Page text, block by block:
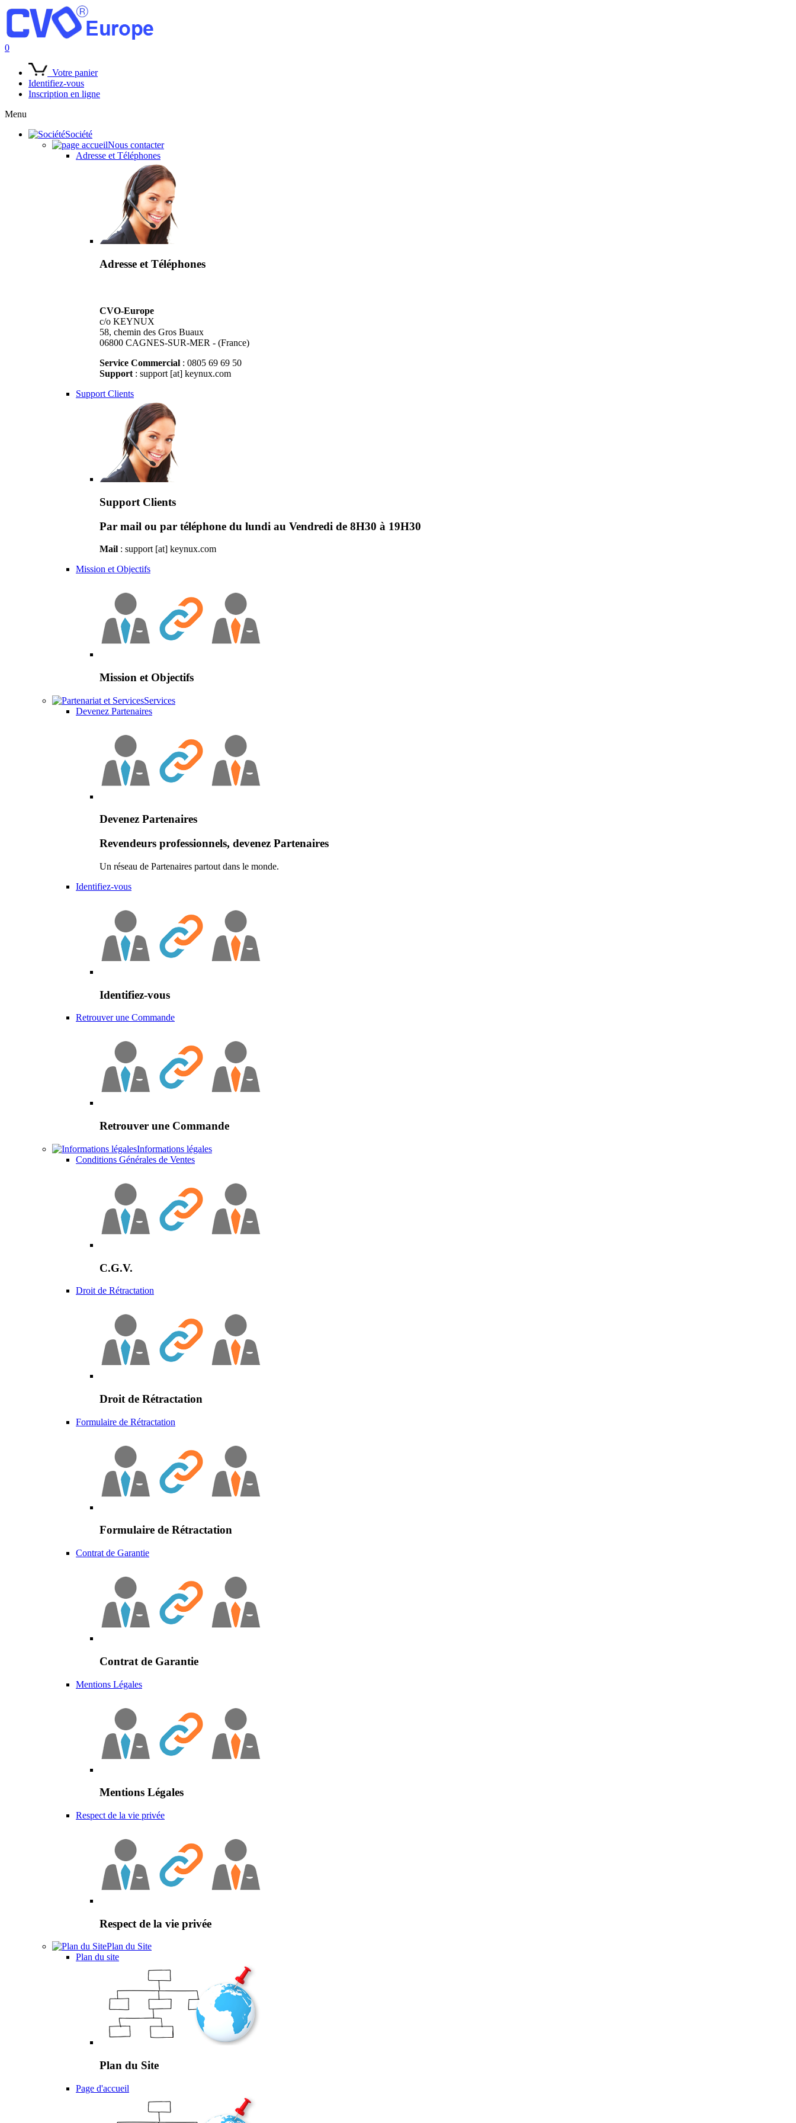
0
Votre panier
Identifiez-vous
Inscription en ligne
Menu
Société
Nous contacter
Adresse et Téléphones
Adresse et Téléphones
CVO-Europe
c/o KEYNUX
58, chemin des Gros Buaux
06800 CAGNES-SUR-MER - (France)
Service Commercial : 0805 69 69 50
Support : support [at] keynux.com
Support Clients
Support Clients
Par mail ou par téléphone du lundi au Vendredi de 8H30 à 19H30
Mail : support [at] keynux.com
Mission et Objectifs
Mission et Objectifs
Services
Devenez Partenaires
Devenez Partenaires
Revendeurs professionnels, devenez Partenaires
Un réseau de Partenaires partout dans le monde.
Identifiez-vous
Identifiez-vous
Retrouver une Commande
Retrouver une Commande
Informations légales
Conditions Générales de Ventes
C.G.V.
Droit de Rétractation
Droit de Rétractation
Formulaire de Rétractation
Formulaire de Rétractation
Contrat de Garantie
Contrat de Garantie
Mentions Légales
Mentions Légales
Respect de la vie privée
Respect de la vie privée
Plan du Site
Plan du site
Plan du Site
Page d'accueil